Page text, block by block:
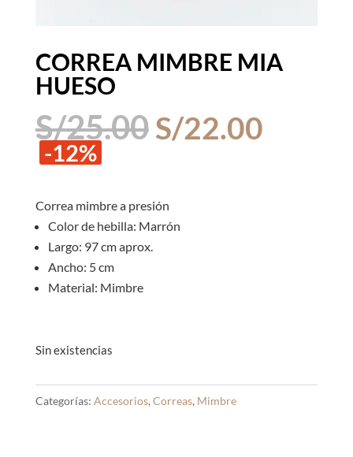
CORREA MIMBRE MIA
HUESO
S/25.00 El
precio
S/25.00.
S/22.00El
precio
-12%
Correa mimbre a presión
Color de hebilla: Marrón
Largo: 97 cm aprox.
Ancho: 5 cm
Material: Mimbre
Sin existencias
Categorías: Accesorios, Correas, Mimbre